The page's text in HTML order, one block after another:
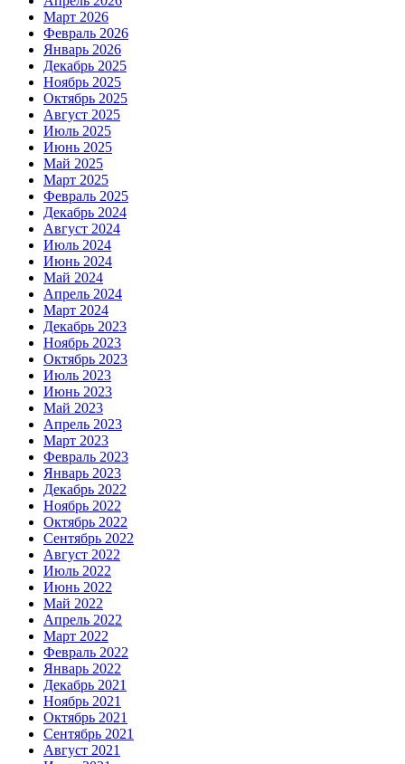
Март 2026
Февраль 2026
Январь 2026
Декабрь 2025
Ноябрь 2025
Октябрь 2025
Август 2025
Июль 2025
Июнь 2025
Май 2025
Март 2025
Февраль 2025
Декабрь 2024
Август 2024
Июль 2024
Июнь 2024
Май 2024
Апрель 2024
Март 2024
Декабрь 2023
Ноябрь 2023
Октябрь 2023
Июль 2023
Июнь 2023
Май 2023
Апрель 2023
Март 2023
Февраль 2023
Январь 2023
Декабрь 2022
Ноябрь 2022
Октябрь 2022
Сентябрь 2022
Август 2022
Июль 2022
Июнь 2022
Май 2022
Апрель 2022
Март 2022
Февраль 2022
Январь 2022
Декабрь 2021
Ноябрь 2021
Октябрь 2021
Сентябрь 2021
Август 2021